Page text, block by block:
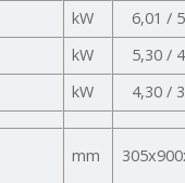
kW
6,01 /
kW
5,30 /
kW 4,30 /
mm